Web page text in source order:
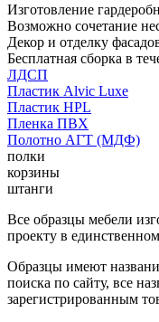
Изготовление
Возможно сочетание
Декор и отделку
Бесплатная сборка в
ЛДСП
Пластик Alvic Luxe
Пластик HPL
Пленка ПВХ
Полотно АГТ (МДФ)
полки
корзины
штанги
Все образцы мебели
проекту в
Образцы имеют
поиска по сайту, все
зарегистрированным